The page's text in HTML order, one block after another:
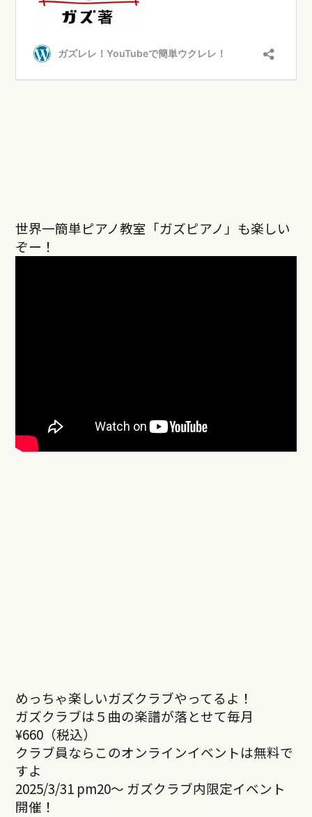
世界一簡単ピアノ教室「ガズピアノ」も楽しい
ぞー！
めっちゃ楽しいガズクラブやってるよ！
ガズクラブは５曲の楽譜が落とせて毎月
¥660（税込）
クラブ員ならこのオンラインイベントは無料で
すよ
2025/3/31 pm20～ ガズクラブ内限定イベント
開催！